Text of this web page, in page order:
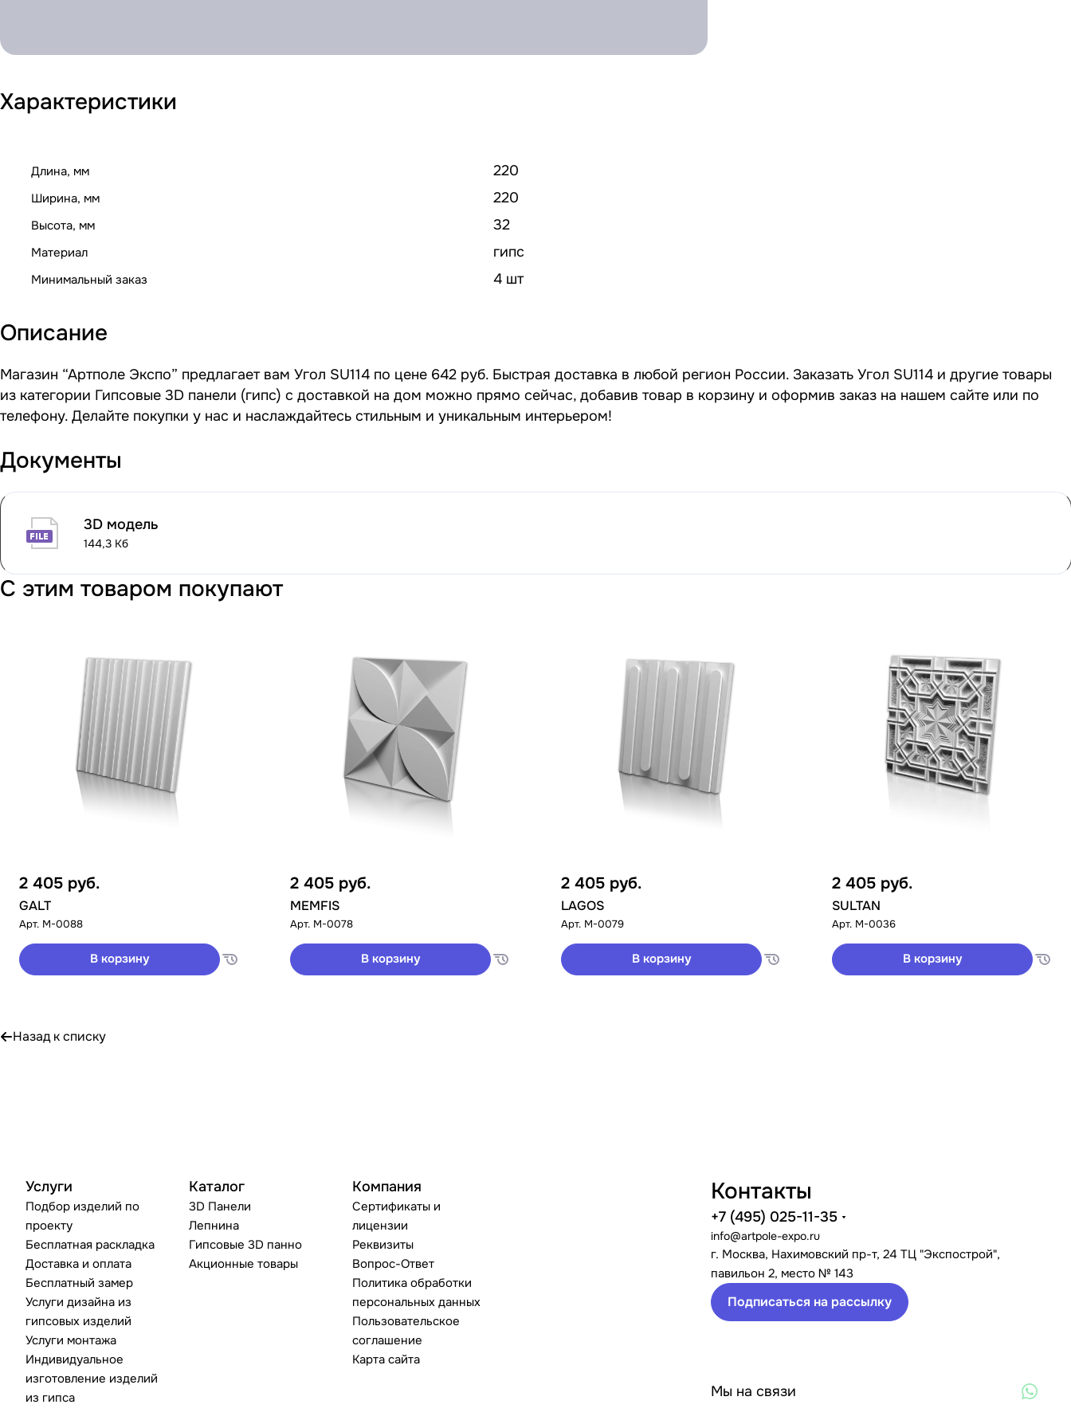
Характеристики
Длина, мм 220
Ширина, мм 220
Высота, мм 32
Материал гипс
Минимальный заказ 4 шт
Описание
Магазин “Артполе Экспо” предлагает вам Угол SU114 по цене 642 руб. Быстрая доставка в любой регион России. Заказать Угол SU114 и другие товары
из категории Гипсовые 3D панели (гипс) с доставкой на дом можно прямо сейчас, добавив товар в корзину и оформив заказ на нашем сайте или по
телефону. Делайте покупки у нас и наслаждайтесь стильным и уникальным интерьером!
Документы
3D модель
144,3 Кб
С этим товаром покупают
2 405 руб.
GALT
Арт. M-0088
В корзину
2 405 руб.
MEMFIS
Арт. M-0078
В корзину
2 405 руб.
LAGOS
Арт. M-0079
В корзину
2 405 руб.
SULTAN
Арт. M-0036
В корзину
Назад к списку
Услуги
Подбор изделий по
проекту
Бесплатная раскладка
Доставка и оплата
Бесплатный замер
Услуги дизайна из
гипсовых изделий
Услуги монтажа
Индивидуальное
изготовление изделий
из гипса
Каталог
3D Панели
Лепнина
Гипсовые 3D панно
Акционные товары
Компания
Сертификаты и
лицензии
Реквизиты
Вопрос-Ответ
Политика обработки
персональных данных
Пользовательское
соглашение
Карта сайта
Контакты
+7 (495) 025-11-35
info@artpole-expo.ru
г. Москва, Нахимовский пр-т, 24 ТЦ "Экспострой",
павильон 2, место № 143
Подписаться на рассылку
Мы на связи